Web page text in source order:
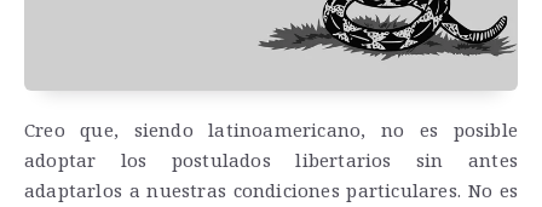
Creo que, siendo latinoamericano, no es posible
adoptar los postulados libertarios sin antes
adaptarlos a nuestras condiciones particulares. No es